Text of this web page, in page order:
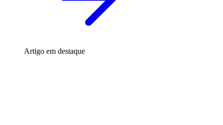
Artigo em destaque